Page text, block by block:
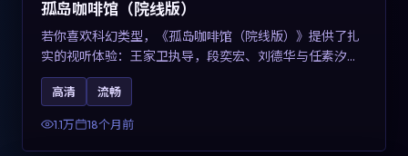
孤岛咖啡馆（院线版）
若你喜欢科幻类型，《孤岛咖啡馆（院线版）》提供了扎
实的视听体验：王家卫执导，段奕宏、刘德华与任素汐共
同演绎。影片2025年于中国台湾上映，内容用冷峻镜头语
言观察城市夜间的孤独，关键词包含高清流畅、人物关系
与情节反转，适合检索「2025科幻」「中国台湾电影」的
高清 流畅
1.1万 18个月前